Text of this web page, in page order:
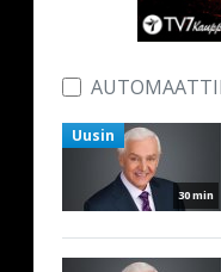
30 min
Uusin